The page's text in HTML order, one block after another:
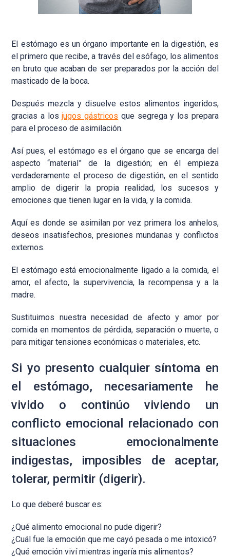
El estómago es un órgano importante en la digestión, es
el primero que recibe, a través del esófago, los alimentos
en bruto que acaban de ser preparados por la acción del
masticado de la boca.
Después mezcla y disuelve estos alimentos ingeridos,
gracias a losjugos gástricos que segrega y los prepara
para el proceso de asimilación.
Así pues, el estómago es el órgano que se encarga del
aspecto “material” de la digestión; en él empieza
verdaderamente el proceso de digestión, en el sentido
amplio de digerir la propia realidad, los sucesos y
emociones que tienen lugar en la vida, y la comida.
Aquí es donde se asimilan por vez primera los anhelos,
deseos insatisfechos, presiones mundanas y conflictos
externos.
El estómago está emocionalmente ligado a la comida, el
amor, el afecto, la supervivencia, la recompensa y a la
madre.
Sustituimos nuestra necesidad de afecto y amor por
comida en momentos de pérdida, separación o muerte, o
para mitigar tensiones económicas o materiales, etc.
Si yo presento cualquier síntoma en
el estómago, necesariamente he
vivido o continúo viviendo un
conflicto emocional relacionado con
situaciones emocionalmente
indigestas, imposibles de aceptar,
tolerar, permitir (digerir).
Lo que deberé buscar es:
¿Qué alimento emocional no pude digerir?
¿Cuál fue la emoción que me cayó pesada o me intoxicó?
¿Qué emoción viví mientras ingería mis alimentos?